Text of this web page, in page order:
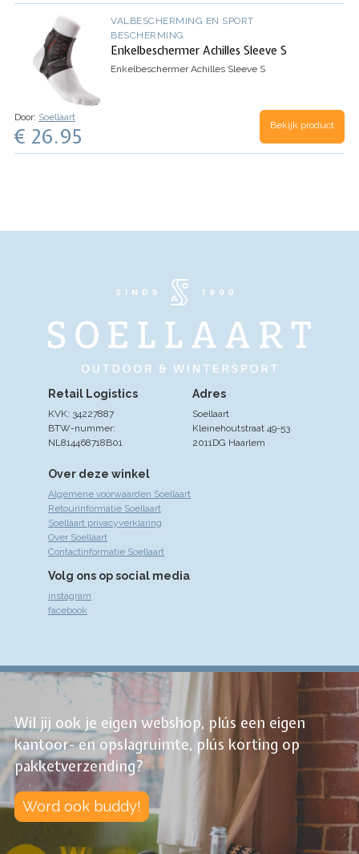
VALBESCHERMING EN SPORT
BESCHERMING
Enkelbeschermer Achilles Sleeve S
Enkelbeschermer Achilles Sleeve S
Door: Soellaart
€ 26.95 Bekijk product
Over deze winkel
Algemene voorwaarden Soellaart
Retourinformatie Soellaart
Soellaart privacyverklaring
Over Soellaart
Contactinformatie Soellaart
Volg ons op social media
instagram
facebook
Adres
Soellaart
Kleinehoutstraat 49-53
2011DG Haarlem
Retail Logistics
KVK: 34227887
BTW-nummer:
NL814468718B01
Wil jij ook je eigen webshop, plús een eigen
kantoor- en opslagruimte, plús korting op
pakketverzending?
Word ook buddy!